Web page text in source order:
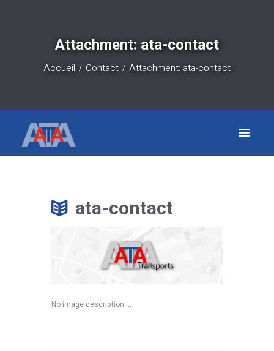
Attachment: ata-contact
Accueil Contact Attachment: ata-contact
ata-contact
No image description ...